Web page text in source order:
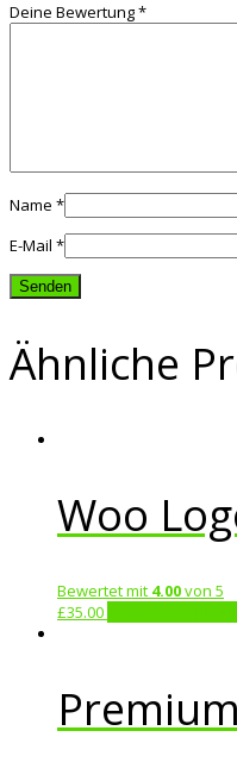
Deine Bewertung*
Name *
E-Mail *
Ähnliche
Woo
Bewertet mit 4.00von 5
£35.00